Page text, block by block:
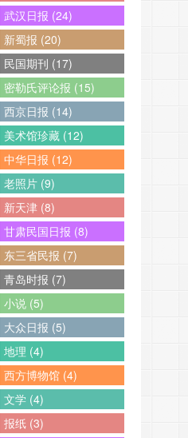
武汉日报 (24)
新蜀报 (20)
民国期刊 (17)
密勒氏评论报 (15)
西京日报 (14)
美术馆珍藏 (12)
中华日报 (12)
老照片 (9)
新天津 (8)
甘肃民国日报 (8)
东三省民报 (7)
青岛时报 (7)
小说 (5)
大众日报 (5)
地理 (4)
西方博物馆 (4)
文学 (4)
报纸 (3)